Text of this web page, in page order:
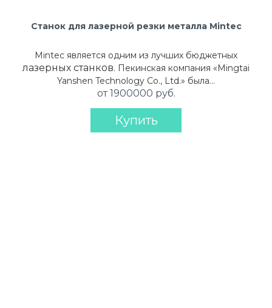
Станок для лазерной резки металла Mintec
Mintec является одним из лучших бюджетных
лазерных станков. Пекинская компания «Mingtai
Yanshen Technology Co., Ltd.» была…
от 1900000 руб.
Купить